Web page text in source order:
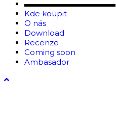
▬▬▬▬▬▬▬▬▬▬▬▬
Kde koupit
O nás
Download
Recenze
Coming soon
Ambasador